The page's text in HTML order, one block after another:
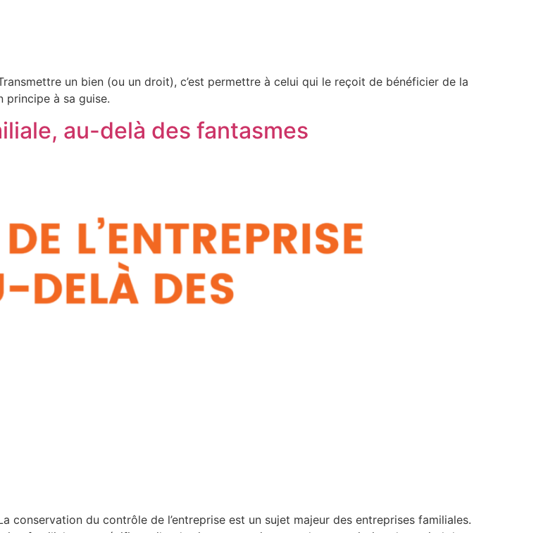
un bien (ou un droit), c’est permettre à celui qui le reçoit de bénéficier de la
principe à sa guise.
au-delà des fantasmes
conservation du contrôle de l’entreprise est un sujet majeur des entreprises familiales.